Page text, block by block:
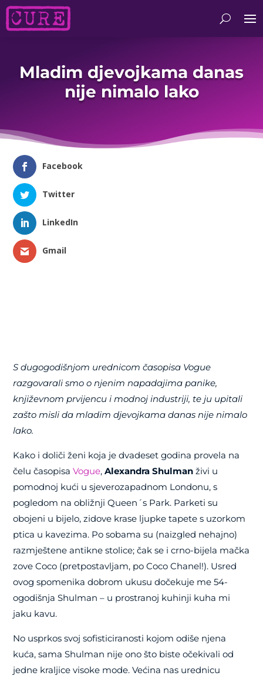
Mladim djevojkama danas
nije nimalo lako
Facebook
Twitter
LinkedIn
Gmail
S dugogodišnjom urednicom časopisa Vogue
razgovarali smo o njenim napadajima panike,
književnom prvijencu i modnoj industriji, te ju upitali
zašto misli da mladim djevojkama danas nije nimalo
lako.
Kako i doliči ženi koja je dvadeset godina provela na
čelu časopisaVogue,Alexandra Shulman živi u
pomodnoj kući u sjeverozapadnom Londonu, s
pogledom na obližnji Queen´s Park. Parketi su
obojeni u bijelo, zidove krase ljupke tapete s uzorkom
ptica u kavezima. Po sobama su (naizgled nehajno)
razmještene antikne stolice; čak se i crno-bijela mačka
zove Coco (pretpostavljam, po Coco Chanel!). Usred
ovog spomenika dobrom ukusu dočekuje me 54-
ogodišnja Shulman – u prostranoj kuhinji kuha mi
jaku kavu.
No usprkos svoj sofisticiranosti kojom odiše njena
kuća, sama Shulman nije ono što biste očekivali od
jedne kraljice visoke mode. Većina nas urednicu